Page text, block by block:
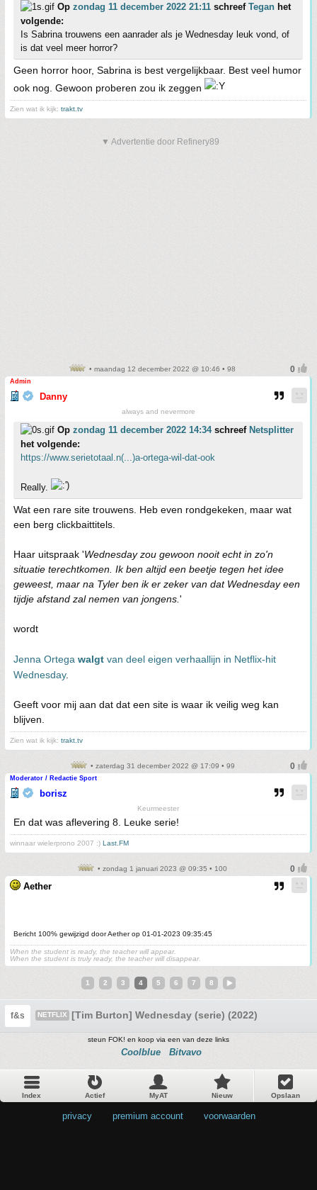
Op zondag 11 december 2022 21:11 schreef Tegan het
volgende:
Is Sabrina trouwens een aanrader als je Wednesday leuk vond, of
is dat veel meer horror?
Geen horror hoor, Sabrina is best vergelijkbaar. Best veel humor
ook nog. Gewoon proberen zou ik zeggen
Zien wat ik kijk: trakt.tv
▼ Advertentie door Refinery89
• maandag 12 december 2022 @ 10:46 • 98
Admin
Danny
always and nevermore
Op zondag 11 december 2022 14:34schreef Netsplitter
het volgende:
https://www.serietotaal.n(...)a-ortega-wil-dat-ook
Really.
Wat een rare site trouwens. Heb even rondgekeken, maar wat
een berg clickbaittitels.
Haar uitspraak 'Wednesday zou gewoon nooit echt in zo'n
situatie terechtkomen. Ik ben altijd een beetje tegen het idee
geweest, maar na Tyler ben ik er zeker van dat Wednesday een
tijdje afstand zal nemen van jongens. '
wordt
Jenna Ortega walgt van deel eigen verhaallijn in Netflix-hit
Wednesday.
Geeft voor mij aan dat dat een site is waar ik veilig weg kan
blijven.
Zien wat ik kijk: trakt.tv
• zaterdag 31 december 2022 @ 17:09 • 99
Moderator / Redactie Sport
borisz
Keurmeester
En dat was aflevering 8. Leuke serie!
winnaar wielerprono 2007 :) Last.FM
• zondag 1 januari 2023 @ 09:35 • 100
Aether
Bericht 100% gewijzigd door Aether op 01-01-2023 09:35:45
When the student is ready, the teacher will appear.
When the student is truly ready, the teacher will disappear.
1 2 3 4 5 6 7 8
f&s NETFLIX [Tim Burton] Wednesday (serie) (2022)
steun FOK! en koop via een van deze links
Coolblue Bitvavo
Index Actief MyAT Nieuw Opslaan
privacy premium account voorwaarden